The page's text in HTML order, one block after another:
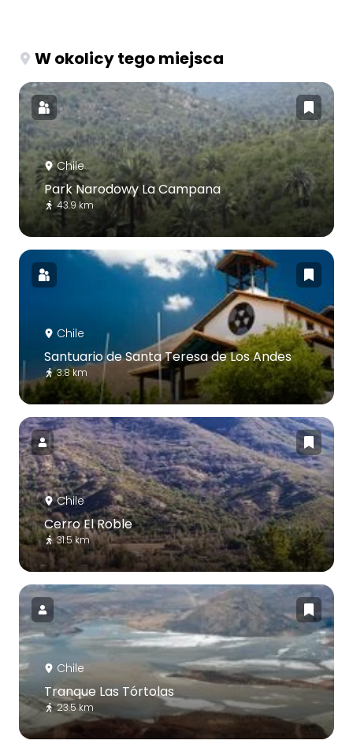
W okolicy tego miejsca
Chile
Park Narodowy La Campana
43.9 km
Chile
Santuario de Santa Teresa de Los Andes
3.8 km
Chile
Cerro El Roble
31.5 km
Chile
Tranque Las Tórtolas
23.5 km